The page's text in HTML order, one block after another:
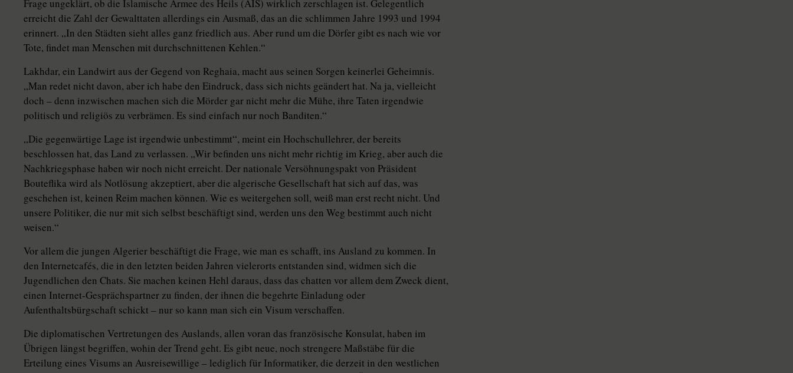
Frage ungeklärt, ob die Islamische Armee des Heils (AIS) wirklich zerschlagen ist. Gelegentlich
erreicht die Zahl der Gewalttaten allerdings ein Ausmaß, das an die schlimmen Jahre 1993 und 1994
erinnert. „In den Städten sieht alles ganz friedlich aus. Aber rund um die Dörfer gibt es nach wie vor
Tote, findet man Menschen mit durchschnittenen Kehlen.“
Lakhdar, ein Landwirt aus der Gegend von Reghaia, macht aus seinen Sorgen keinerlei Geheimnis.
„Man redet nicht davon, aber ich habe den Eindruck, dass sich nichts geändert hat. Na ja, vielleicht
doch – denn inzwischen machen sich die Mörder gar nicht mehr die Mühe, ihre Taten irgendwie
politisch und religiös zu verbrämen. Es sind einfach nur noch Banditen.“
„Die gegenwärtige Lage ist irgendwie unbestimmt“, meint ein Hochschullehrer, der bereits
beschlossen hat, das Land zu verlassen. „Wir befinden uns nicht mehr richtig im Krieg, aber auch die
Nachkriegsphase haben wir noch nicht erreicht. Der nationale Versöhnungspakt von Präsident
Bouteflika wird als Notlösung akzeptiert, aber die algerische Gesellschaft hat sich auf das, was
geschehen ist, keinen Reim machen können. Wie es weitergehen soll, weiß man erst recht nicht. Und
unsere Politiker, die nur mit sich selbst beschäftigt sind, werden uns den Weg bestimmt auch nicht
weisen.“
Vor allem die jungen Algerier beschäftigt die Frage, wie man es schafft, ins Ausland zu kommen. In
den Internetcafés, die in den letzten beiden Jahren vielerorts entstanden sind, widmen sich die
Jugendlichen den Chats. Sie machen keinen Hehl daraus, dass das chatten vor allem dem Zweck dient,
einen Internet-Gesprächspartner zu finden, der ihnen die begehrte Einladung oder
Aufenthaltsbürgschaft schickt – nur so kann man sich ein Visum verschaffen.
Die diplomatischen Vertretungen des Auslands, allen voran das französische Konsulat, haben im
Übrigen längst begriffen, wohin der Trend geht. Es gibt neue, noch strengere Maßstäbe für die
Erteilung eines Visums an Ausreisewillige – lediglich für Informatiker, die derzeit in den westlichen